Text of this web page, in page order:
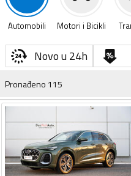
Automobili Motori i Bicikli
Novo u 24h
Pronađeno 115